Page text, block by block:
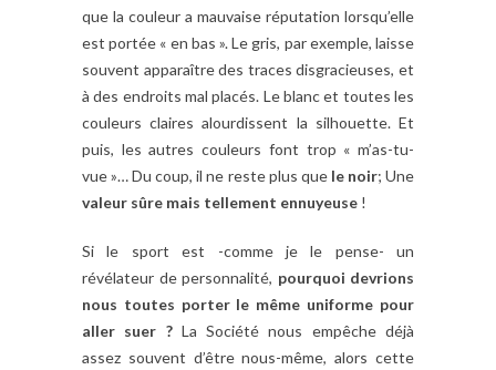
que la couleur a mauvaise réputation lorsqu’elle
est portée « en bas ». Le gris, par exemple, laisse
souvent apparaître des traces disgracieuses, et
à des endroits mal placés. Le blanc et toutes les
couleurs claires alourdissent la silhouette. Et
puis, les autres couleurs font trop « m’as-tu-
vue »… Du coup, il ne reste plus que le noir; Une
valeur sûre mais tellement ennuyeuse !
Si le sport est -comme je le pense- un
révélateur de personnalité, pourquoi devrions
nous toutes porter le même uniforme pour
aller suer ?La Société nous empêche déjà
assez souvent d’être nous-même, alors cette